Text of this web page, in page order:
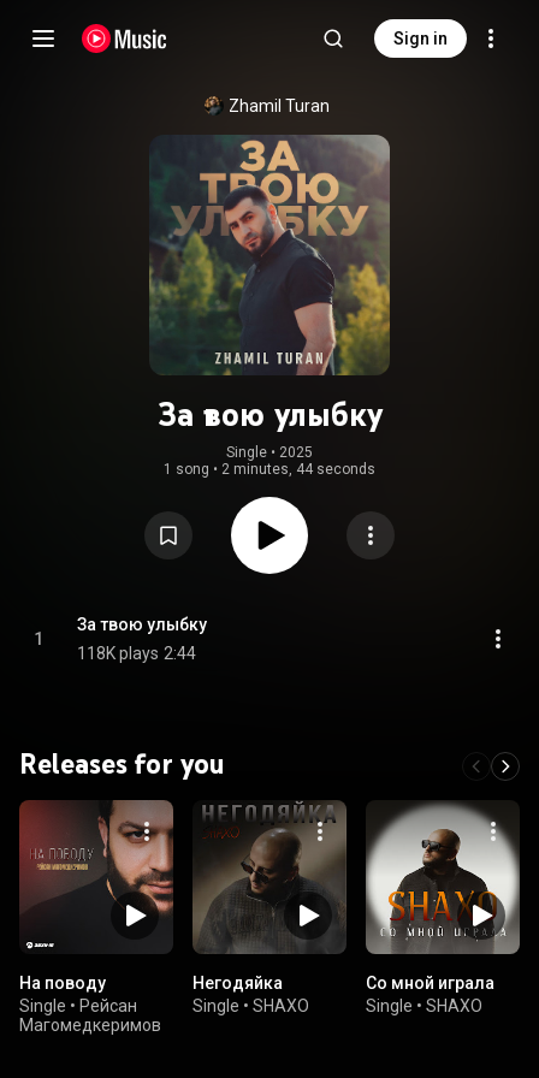
Sign in
Zhamil Turan
За твою улыбку
Single • 2025
1 song • 2 minutes, 44 seconds
1
За твою улыбку
118K plays 2:44
Releases for you
На поводу
Single • Рейсан
Магомедкеримов
Негодяйка
Single • SHAXO
Со мной играла
Single • SHAXO